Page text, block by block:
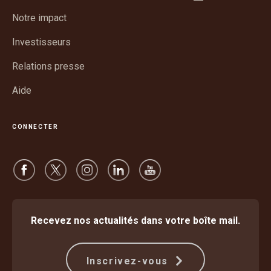
Notre impact
Investisseurs
Relations presse
Aide
CONNECTER
Recevez nos actualités dans votre boîte mail.
Inscrivez-vous